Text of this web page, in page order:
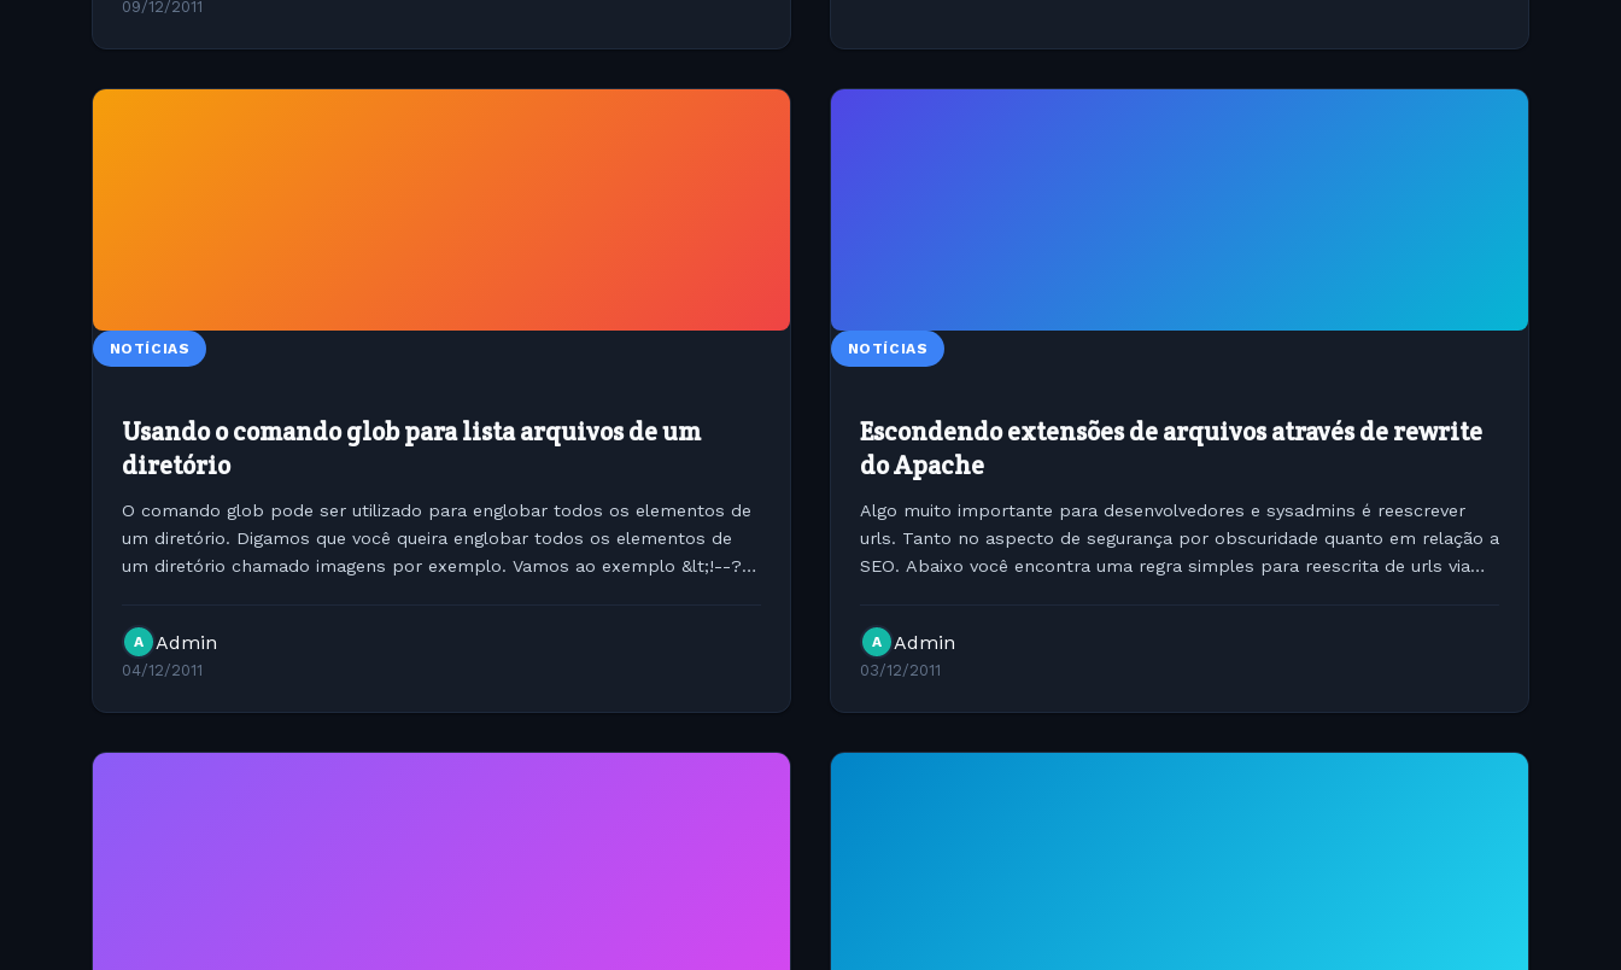
09/12/2011
NOTÍCIAS
Usando o comando glob para lista arquivos de um
diretório
O comando glob pode ser utilizado para englobar todos os elementos de
um diretório. Digamos que você queira englobar todos os elementos de
um diretório chamado imagens por exemplo. Vamos ao exemplo &lt;!--?
A Admin
04/12/2011
NOTÍCIAS
Escondendo extensões de arquivos através de rewrite
do Apache
Algo muito importante para desenvolvedores e sysadmins é reescrever
urls. Tanto no aspecto de segurança por obscuridade quanto em relação a
SEO. Abaixo você encontra uma regra simples para reescrita de urls via
A Admin
03/12/2011